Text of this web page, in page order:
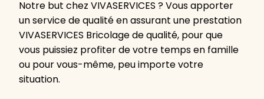
Notre but chez VIVASERVICES ? Vous apporter
un service de qualité en assurant une prestation
VIVASERVICES Bricolage de qualité, pour que
vous puissiez profiter de votre temps en famille
ou pour vous-même, peu importe votre
situation.